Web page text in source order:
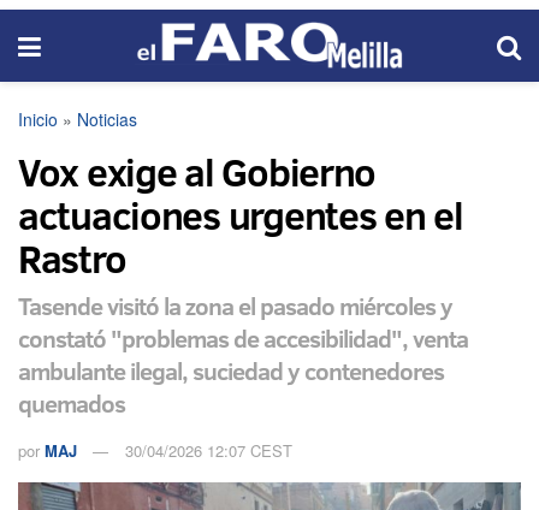
Inicio » Noticias
Vox exige al Gobierno
actuaciones urgentes en el
Rastro
Tasende visitó la zona el pasado miércoles y
constató "problemas de accesibilidad", venta
ambulante ilegal, suciedad y contenedores
quemados
por MAJ 30/04/2026 12:07 CEST